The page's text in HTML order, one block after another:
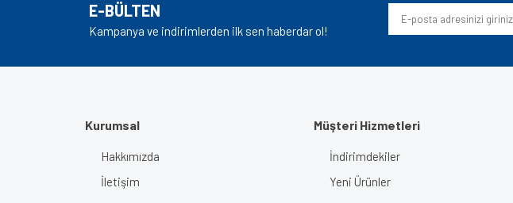
Ürün bilgilerinde hatalar bulunuyor.
E-BÜLTEN
Kampanya ve indirimlerden ilk sen haberdar ol!
Kurumsal
Hakkımızda
İletişim
Müşteri Hizmetleri
İndirimdekiler
Yeni Ürünler